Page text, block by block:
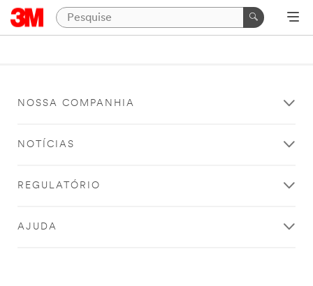
NOSSA COMPANHIA
NOTÍCIAS
REGULATÓRIO
AJUDA